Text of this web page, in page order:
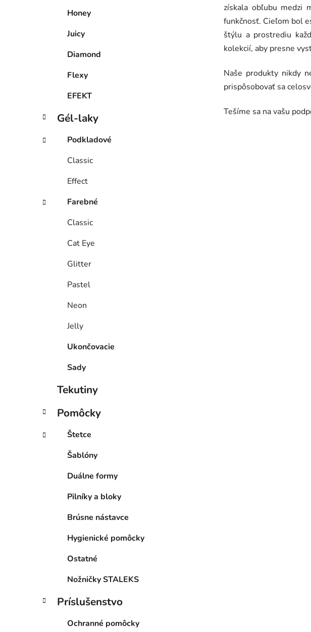
Honey
Juicy
Diamond
Flexy
EFEKT
Gél-laky
Podkladové
Classic
Effect
Farebné
Classic
Cat Eye
Glitter
Pastel
Neon
Jelly
Ukončovacie
Sady
Tekutiny
Pomôcky
Štetce
Šablóny
Duálne formy
Pilníky a bloky
Brúsne nástavce
Hygienické pomôcky
Ostatné
Nožničky STALEKS
Príslušenstvo
Ochranné pomôcky
získala obľubu medzi
funkčnosť. Cieľom bol
štýlu a prostrediu
kolekcií, aby presne
Naše produkty nikdy
prispôsobovať sa
Tešíme sa na vašu